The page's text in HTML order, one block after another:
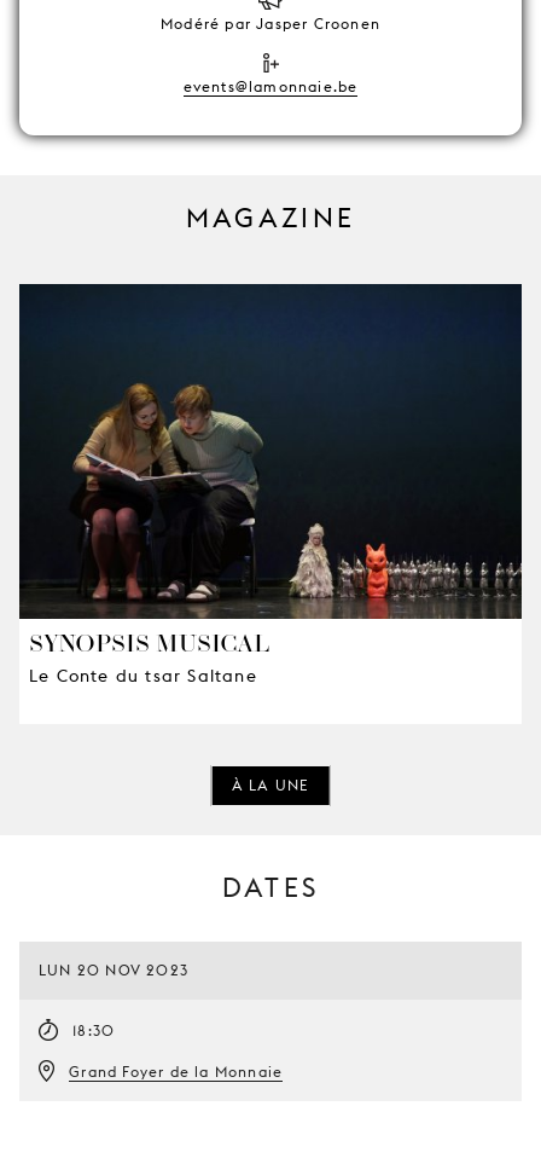
Modéré par Jasper Croonen
events@lamonnaie.be
MAGAZINE
SYNOPSIS MUSICAL
Le Conte du tsar Saltane
À LA UNE
DATES
LUN 20 NOV 2023
18:30
Grand Foyer de la Monnaie